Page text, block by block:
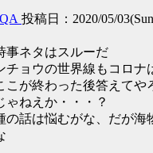
投稿日：2020/05/
事ネタはスルーだ
チョウの世界線もコロナ
が終わった後答えてや
ゃねえか・・・？
の話は悩むがな、だが海